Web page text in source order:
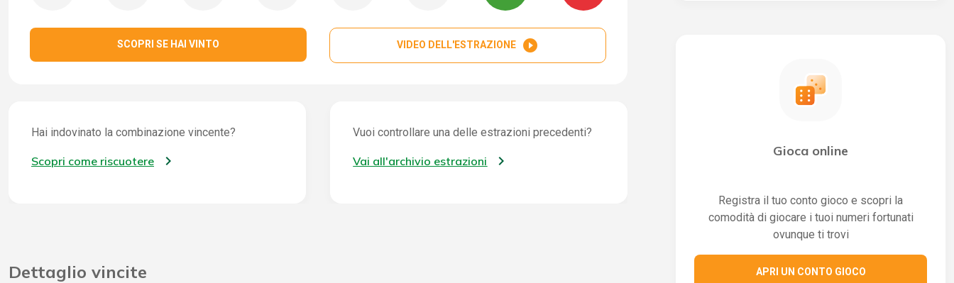
SCOPRI SE HAI VINTO VIDEO DELL'ESTRAZIONE play_circle_filled
Hai indovinato la combinazione vincente?
Scopri come riscuotere
Vuoi controllare una delle estrazioni precedenti?
Vai all'archivio estrazioni
Dettaglio vincite
Gioca online
Registra il tuo conto gioco e scopri la
comodità di giocare i tuoi numeri fortunati
ovunque ti trovi
APRI UN CONTO GIOCO